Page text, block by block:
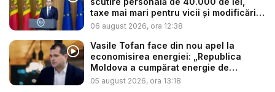
taxe mai mari pentru vicii și modificări
l...
06 august 2026, ora 12:38
Vasile Tofan face din nou apel la
economisirea energiei: „Republica
Moldova a cumpărat energie de
avarie...
05 august 2026, ora 13:18